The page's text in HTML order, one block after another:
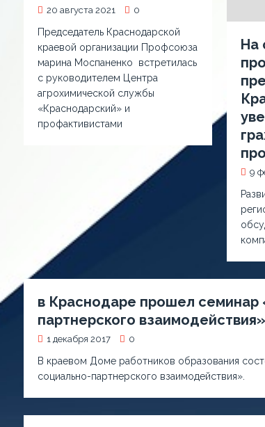
20 августа 2021 0
Председатель Краснодарской
краевой организации Профсоюза
марина Моспаненко встретилась
с руководителем Центра
агрохимической службы
«Краснодарский» и
профактивистами
На
9
в Краснодаре прошел семинар
партнерского
1 декабря 2017 0
В краевом Доме работников образования
социально-партнерского взаимодействия».